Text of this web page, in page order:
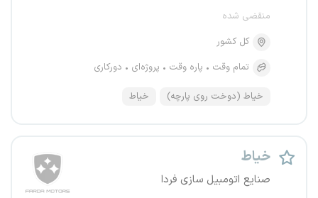
منقضی شده
کل کشور
تمام وقت
پاره وقت پروژه‌ای دورکاری
خیاط (دوخت روی پارچه) خیاط
خیاط
صنایع اتومبیل سازی فردا